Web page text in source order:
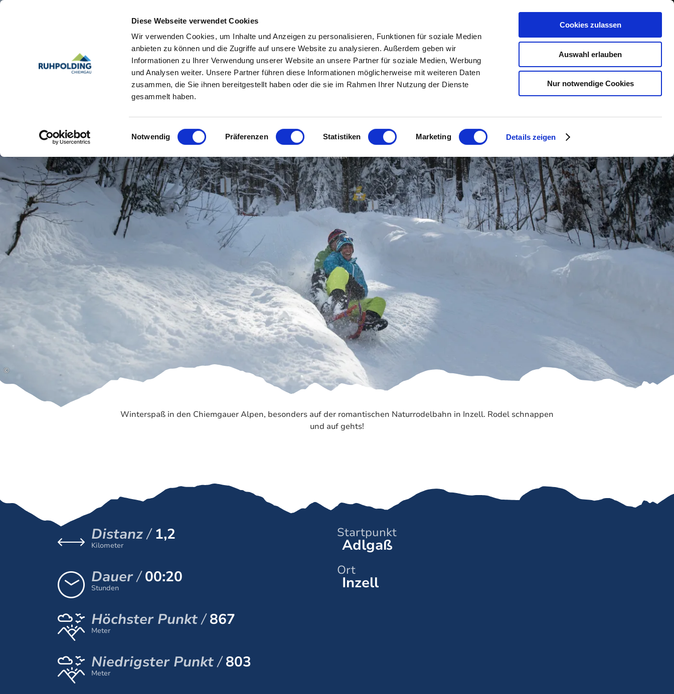
Diese Webseite verwendet Cookies
Wir verwenden Cookies, um Inhalte und Anzeigen zu personalisieren, Funktionen für soziale Medien
anbieten zu können und die Zugriffe auf unsere Website zu analysieren. Außerdem geben wir
Informationen zu Ihrer Verwendung unserer Website an unsere Partner für soziale Medien, Werbung
und Analysen weiter. Unsere Partner führen diese Informationen möglicherweise mit weiteren Daten
zusammen, die Sie ihnen bereitgestellt haben oder die sie im Rahmen Ihrer Nutzung der Dienste
gesammelt haben.
Einwilligungsauswahl
Notwendig Präferenzen Statistiken Marketing Details zeigen
Cookies zulassen
Auswahl erlauben
Nur notwendige Cookies
In & um Ruhpolding
Freizeiteinrichtungen
Museen & Sinnstifterorte
Ausflugsziele in der
Luftkurort Ruhpolding
O'Kema Magazin
Aktivitäten
Wandern
Bergbahnen
Almen
Sommerfreuden
Winterfreuden
Wenn’s mal regnet
Veranstaltungen
Veranstaltungskalender
Jahreshighlights
Traditionsveranstaltungen
Für Familien
Zweites Ruhpoldinger Dirndl
Fliang
Route66 & ADAC Classic Area
Naturkraft Experience 2026
Urlaub buchen
Unterkunftsuche
Urlaub mit Hund
Gruppenreisen
Barrierefrei reisen
Service
Öffnungszeiten
Kurbeitrag & Co.
Chiemgau Karte
Wetter
Webcams
Prospekte
Ruhpolding
©
Naturrodelbahn Adlgaß
RODELN
Winterspaß in den Chiemgauer Alpen, besonders auf der romantischen Naturrodelbahn in Inzell. Rodel schnappen
und auf gehts!
Startpunkt
Adlgaß
Ort
Inzell
Distanz 1,2
Kilometer
Dauer 00:20
Stunden
Höchster Punkt 867
Meter
Niedrigster Punkt 803
Meter